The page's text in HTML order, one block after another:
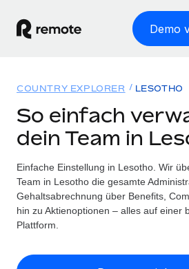
Demo
WELTWEITE BESCHÄFTIGUNG
Globale Payroll
Einfache, rechtssicher Payroll
Employer of Record
Weltweites Wachstum ohne
Contractor of Record
Lösungen
WELTWEITE ABDECKUNG
Country Explorer
Länderspezifische Unterstützung
Einfache Einstellung in allen US-
Ressourcen
TOOLS UND RECHNER
Preise
COUNTRY EXPLORER LESOTHO
So einfach
dein Team in
Einfache Einstellung in Lesotho. Wir
Team in Lesotho die gesamte
Gehaltsabrechnung über Benefits,
hin zu Aktienoptionen – alles auf einer
Plattform.